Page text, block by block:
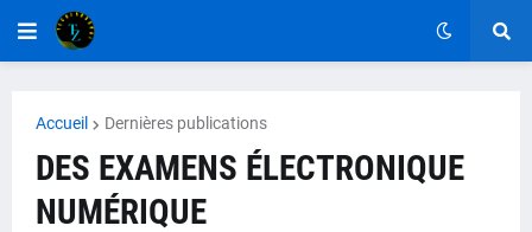
Accueil Dernières publications
DES EXAMENS ÉLECTRONIQUE
NUMÉRIQUE